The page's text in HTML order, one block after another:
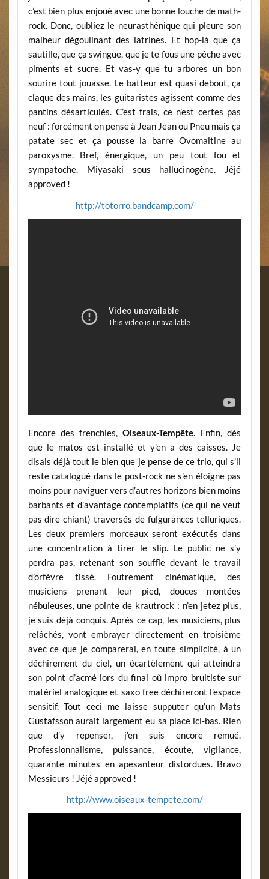
c’est bien plus enjoué avec une bonne louche de math-
rock. Donc, oubliez le neurasthénique qui pleure son
malheur dégoulinant des latrines. Et hop-là que ça
sautille, que ça swingue, que je te fous une pêche avec
piments et sucre. Et vas-y que tu arbores un bon
sourire tout jouasse. Le batteur est quasi debout, ça
claque des mains, les guitaristes agissent comme des
pantins désarticulés. C’est frais, ce n’est certes pas
neuf : forcément on pense à Jean Jean ou Pneu mais ça
patate sec et ça pousse la barre Ovomaltine au
paroxysme. Bref, énergique, un peu tout fou et
sympatoche. Miyasaki sous hallucinogène. Jéjé
approved !
http://totorro.bandcamp.com/
Encore des frenchies,Oiseaux-Tempête . Enfin, dès
que le matos est installé et y’en a des caisses. Je
disais déjà tout le bien que je pense de ce trio, qui s’il
reste catalogué dans le post-rock ne s’en éloigne pas
moins pour naviguer vers d’autres horizons bien moins
barbants et d’avantage contemplatifs (ce qui ne veut
pas dire chiant) traversés de fulgurances telluriques.
Les deux premiers morceaux seront exécutés dans
une concentration à tirer le slip. Le public ne s’y
perdra pas, retenant son souffle devant le travail
d’orfèvre tissé. Foutrement cinématique, des
musiciens prenant leur pied, douces montées
nébuleuses, une pointe de krautrock : n’en jetez plus,
je suis déjà conquis. Après ce cap, les musiciens, plus
relâchés, vont embrayer directement en troisième
avec ce que je comparerai, en toute simplicité, à un
déchirement du ciel, un écartèlement qui atteindra
son point d’acmé lors du final où impro bruitiste sur
matériel analogique et saxo free déchireront l’espace
sensitif. Tout ceci me laisse supputer qu’un Mats
Gustafsson aurait largement eu sa place ici-bas. Rien
que d’y repenser, j’en suis encore remué.
Professionnalisme, puissance, écoute, vigilance,
quarante minutes en apesanteur distordues. Bravo
Messieurs ! Jéjé approved !
http://www.oiseaux-tempete.com/